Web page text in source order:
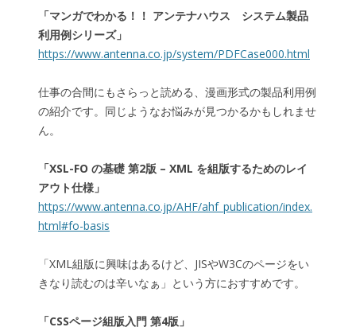
「マンガでわかる！！ アンテナハウス システム製品
利用例シリーズ」
https://www.antenna.co.jp/system/PDFCase000.html
仕事の合間にもさらっと読める、漫画形式の製品利用例
の紹介です。同じようなお悩みが見つかるかもしれませ
ん。
「XSL-FO の基礎 第2版 – XML を組版するためのレイ
アウト仕様 」
https://www.antenna.co.jp/AHF/ahf_publication/index.
html#fo-basis
「XML組版に興味はあるけど、JISやW3Cのページをい
きなり読むのは辛いなぁ」という方におすすめです。
「CSSページ組版入門 第4版 」